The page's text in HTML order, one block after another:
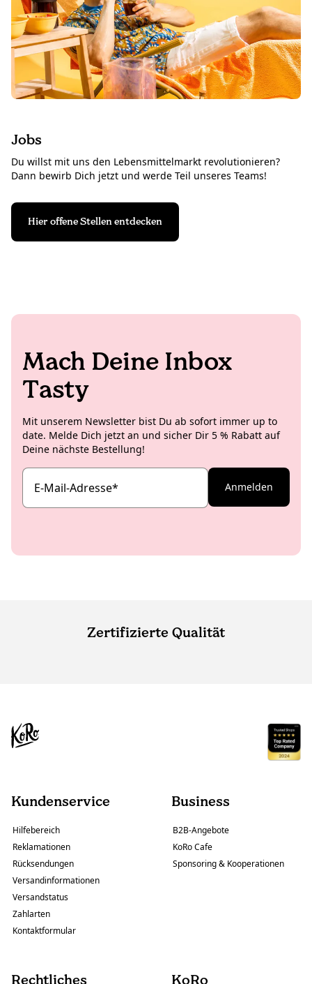
Jobs
Du willst mit uns den Lebensmittelmarkt revolutionieren?
Dann bewirb Dich jetzt und werde Teil unseres Teams!
Hier offene Stellen entdecken
Mach Deine Inbox
Tasty
Mit unserem Newsletter bist Du ab sofort immer up to
date. Melde Dich jetzt an und sicher Dir 5 % Rabatt auf
Deine nächste Bestellung!
E-Mail-Adresse* Anmelden
Zertifizierte Qualität
Kundenservice
Hilfebereich
Reklamationen
Rücksendungen
Versandinformationen
Versandstatus
Zahlarten
Kontaktformular
Business
B2B-Angebote
KoRo Cafe
Sponsoring & Kooperationen
Rechtliches KoRo